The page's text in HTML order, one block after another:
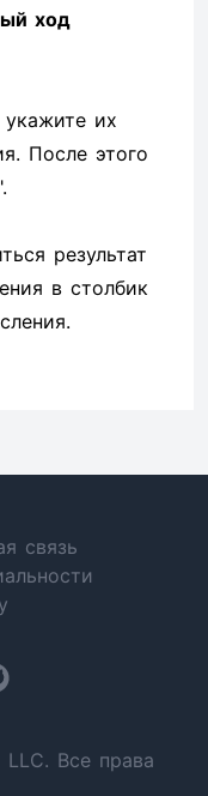
ход
их
После этого
результат
в столбик
связь
Все права